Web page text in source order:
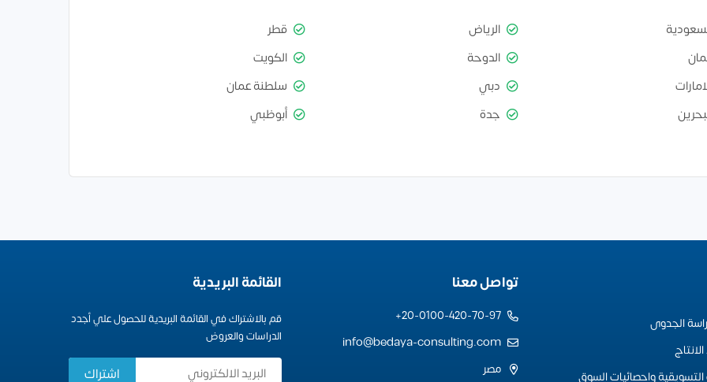
الرياض
قطر
الدوحة
الكويت
دبي
سلطنة عمان
جدة أبوظبي
الجدوى
واحصائيات السوق
تواصل معنا
20-0100-420-70-97+
info@bedaya-consulting.com
مصر
القائمة البريدية
قم بالاشتراك في القائمة البريدية للحصول علي أجدد
الدراسات والعروض